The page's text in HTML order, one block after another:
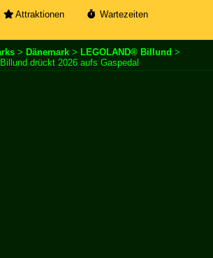
Attraktionen Wartezeiten
> Dänemark > LEGOLAND® Billund >
drückt 2026 aufs Gaspedal